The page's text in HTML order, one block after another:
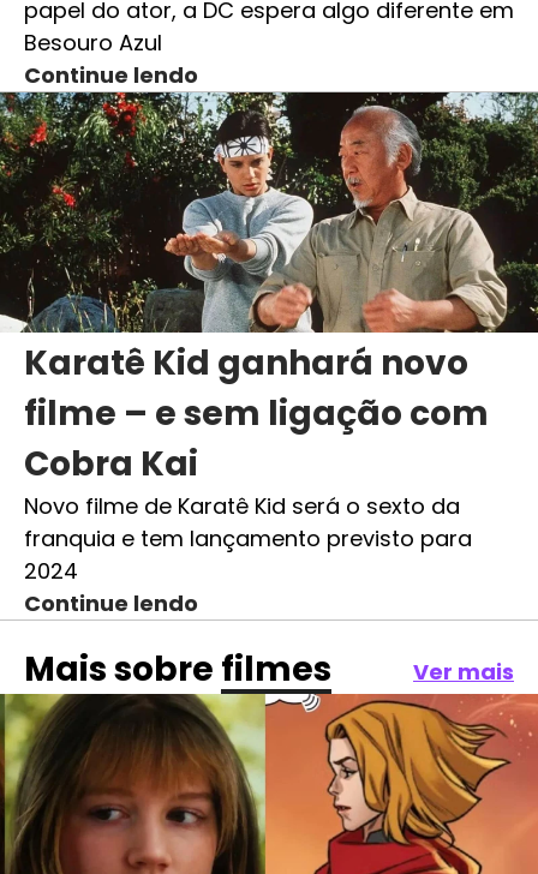
papel do ator, a DC espera algo diferente em
Besouro Azul
Continue lendo
Karatê Kid ganhará novo
filme – e sem ligação com
Cobra Kai
Novo filme de Karatê Kid será o sexto da
franquia e tem lançamento previsto para
2024
Continue lendo
Mais sobre filmes Ver mais